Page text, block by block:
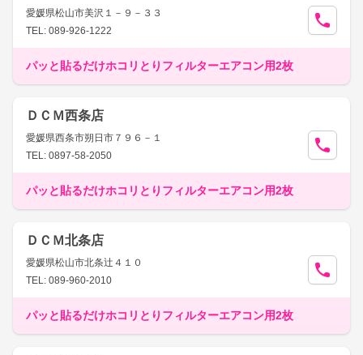
愛媛県松山市美沢１－９－３３
TEL: 089-926-1222
パッと貼るだけホコリとりフィルターエアコン用2枚
ＤＣＭ西条店
愛媛県西条市朔日市７９６－１
TEL: 0897-58-2050
パッと貼るだけホコリとりフィルターエアコン用2枚
ＤＣＭ北条店
愛媛県松山市北条辻４１０
TEL: 089-960-2010
パッと貼るだけホコリとりフィルターエアコン用2枚